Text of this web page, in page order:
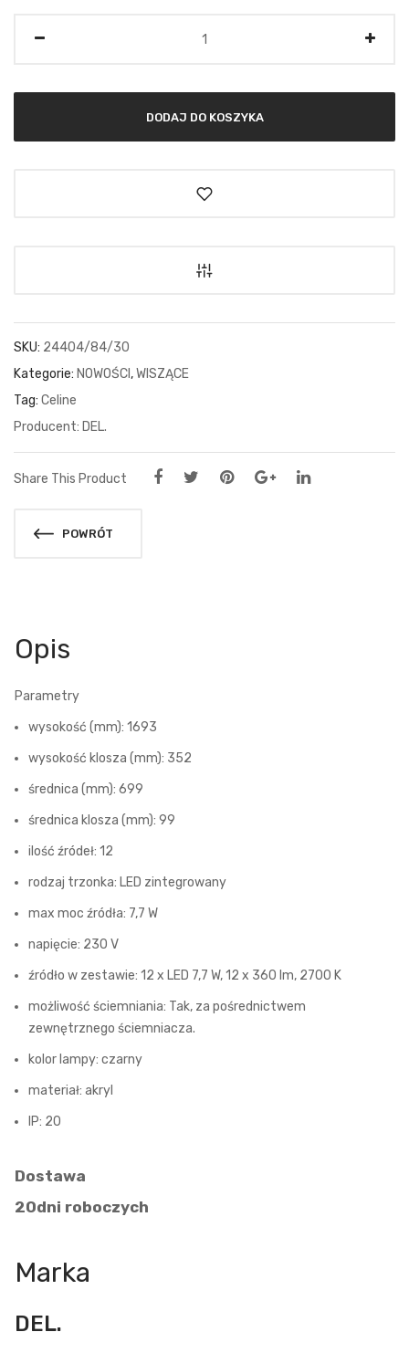
DODAJ DO KOSZYKA
SKU: 24404/84/30
Kategorie: NOWOŚCI,WISZĄCE
Tag: Celine
DEL.
Share This Product
POWRÓT
Opis
Parametry
wysokość (mm): 1693
wysokość klosza (mm): 352
średnica (mm): 699
średnica klosza (mm): 99
ilość źródeł: 12
rodzaj trzonka: LED zintegrowany
max moc źródła: 7,7 W
napięcie: 230 V
źródło w zestawie: 12 x LED 7,7 W, 12 x 360 lm, 2700 K
możliwość ściemniania: Tak, za pośrednictwem
zewnętrznego ściemniacza.
kolor lampy: czarny
materiał: akryl
IP: 20
Dostawa
20dni roboczych
Marka
DEL.